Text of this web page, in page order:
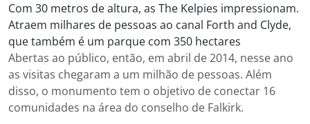
Com 30 metros de altura, as The Kelpies impressionam.
Atraem milhares de pessoas ao canal Forth and Clyde,
que também é um parque com 350 hectares
Abertas ao público, então, em abril de 2014, nesse ano
as visitas chegaram a um milhão de pessoas. Além
disso, o monumento tem o objetivo de conectar 16
comunidades na área do conselho de Falkirk.